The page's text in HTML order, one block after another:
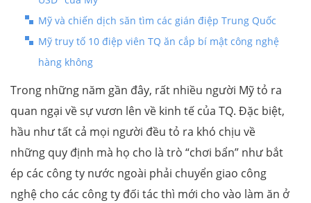
Mỹ và chiến dịch săn tìm các gián điệp Trung Quốc
Mỹ truy tố 10 điệp viên TQ ăn cắp bí mật công nghệ
hàng không
Trong những năm gần đây, rất nhiều người Mỹ tỏ ra
quan ngại về sự vươn lên về kinh tế của TQ. Đặc biệt,
hầu như tất cả mọi người đều tỏ ra khó chịu về
những quy định mà họ cho là trò “chơi bẩn” như bắt
ép các công ty nước ngoài phải chuyển giao công
nghệ cho các công ty đối tác thì mới cho vào làm ăn ở